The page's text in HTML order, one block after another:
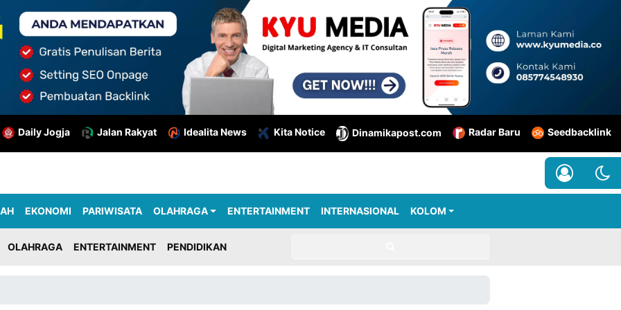
Daily Jogja Jalan Rakyat Idealita News Kita Notice Dinamikapost.com Radar Baru Seedbacklink
EKONOMI PARIWISATA OLAHRAGA ENTERTAINMENT INTERNASIONAL KOLOM
OLAHRAGA ENTERTAINMENT PENDIDIKAN